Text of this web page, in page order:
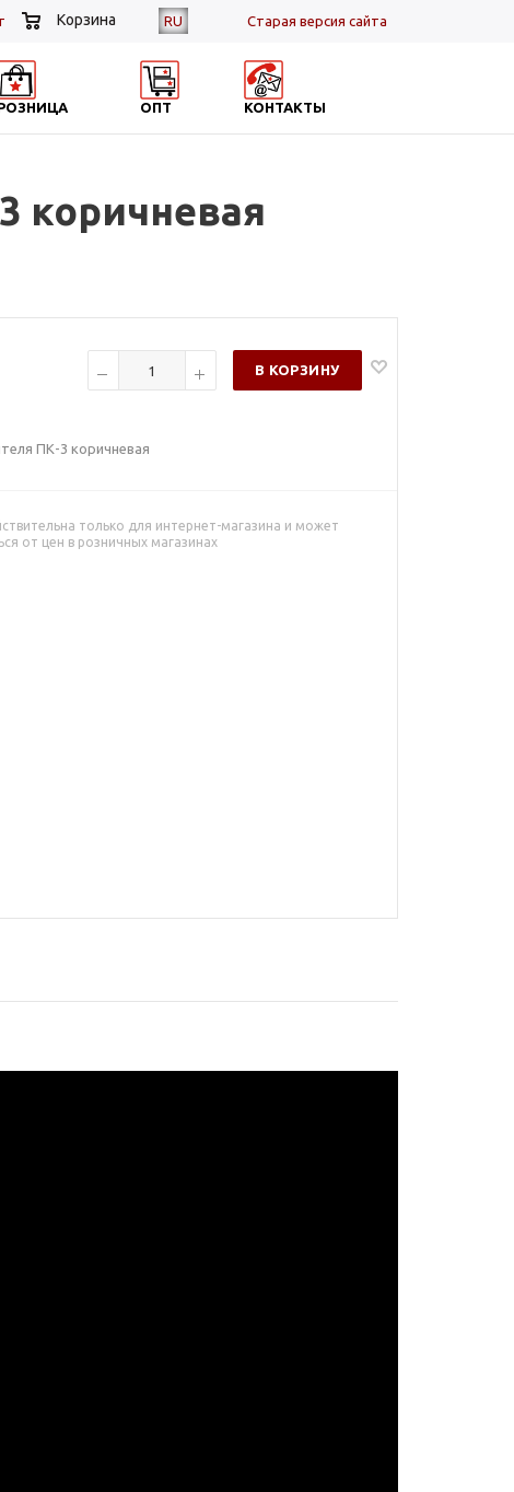
RU Cтарая версия сайта
Корзина
ОПТ КОНТАКТЫ
коричневая
В КОРЗИНУ
ПК-3 коричневая
только для интернет-магазина и может
от цен в розничных магазинах